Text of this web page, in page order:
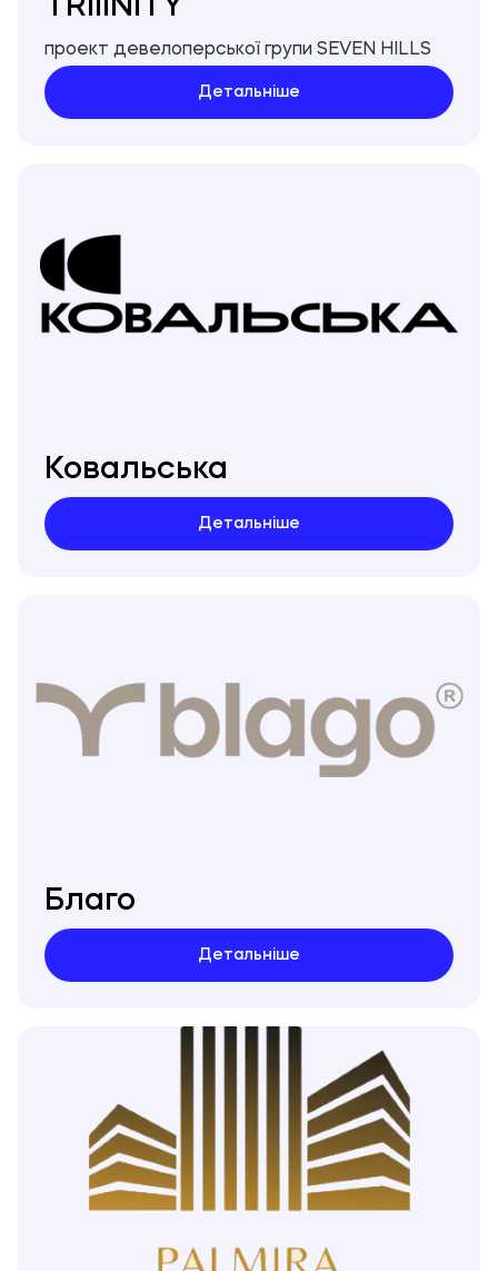
штрафні санкції згідно з умовами кредитного
- у визначених кредитним договором випадках
Банк має право вимагати дострокового погашення
платежів за споживчим кредитом та відшкодування
придбання будь-яких товарів чи послуг від Банку
або спорідненої чи пов'язаної з ним особи як
обов'язкову умову надання цих послуг (крім надання
пакету банківських послуг).
- Банк не має права вносити зміни до укладених з
- У випадку несвоєчасного перестрахування майна
(не внесення чергового страхового платежу на
його повну заставну вартість) від ризиків
випадкового знищення, пошкодження або псування,
страховим, або за не отримання письмової згоди
Банку для реалізації права на проведення будь-
якого перепланування Банк застосує підвищену
(штрафну) процентну ставку.
проект девелоперської групи SEVEN HILLS
Детальніше
Ковальська
Детальніше
Благо
Детальніше